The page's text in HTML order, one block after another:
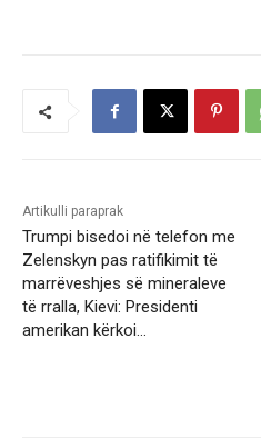
Artikulli paraprak
Trumpi bisedoi në telefon me
Zelenskyn pas ratifikimit të
marrëveshjes së mineraleve
të rralla, Kievi: Presidenti
amerikan kërkoi…